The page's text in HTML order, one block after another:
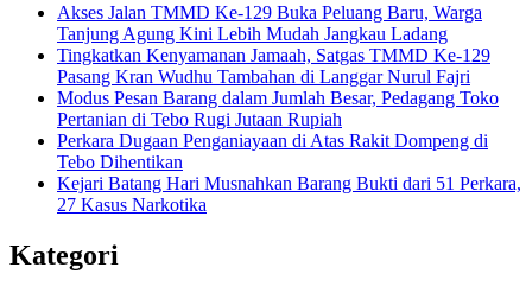
Akses Jalan TMMD Ke-129 Buka Peluang Baru, Warga
Tanjung Agung Kini Lebih Mudah Jangkau Ladang
Tingkatkan Kenyamanan Jamaah, Satgas TMMD Ke-129
Pasang Kran Wudhu Tambahan di Langgar Nurul Fajri
Modus Pesan Barang dalam Jumlah Besar, Pedagang Toko
Pertanian di Tebo Rugi Jutaan Rupiah
Perkara Dugaan Penganiayaan di Atas Rakit Dompeng di
Tebo Dihentikan
Kejari Batang Hari Musnahkan Barang Bukti dari 51 Perkara,
27 Kasus Narkotika
Kategori